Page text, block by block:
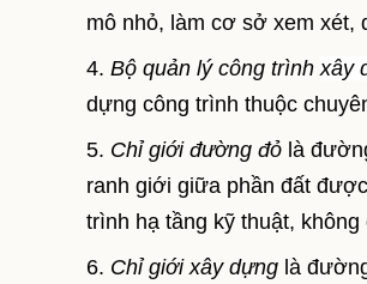
mô nhỏ, làm cơ sở xem xét,
4. Bộ quản lý công trìnhxây
dựng công trình thuộc
5. Chỉ giới đường đỏ là
ranh giới giữa phần đất
trình hạ tầng kỹ thuật,
6. Chỉ giới xây dựng là